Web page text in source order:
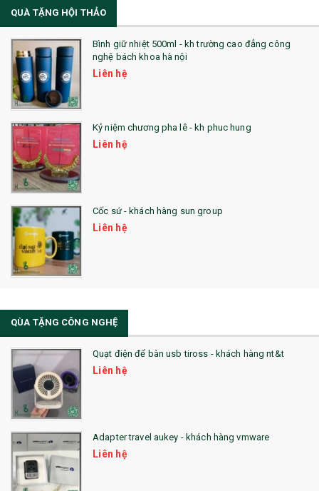
22. ĐỒNG HỒ ĐỂ BÀN
23. QÙA TẶNG ĐỘC ĐÁO
24. QÙA TẶNG PHA LÊ
25. QUÀ TẶNG GLASSLOCK
26. QUÀ TẶNG LUMINARC
28. BỘ ĐỒ ĂN CAO CẤP
29. MÓC KHOÁ
31. TÚI VẢI KHÔNG DỆT
32. TÚI VẢI BỐ
33. MŨ LƯỠI TRAI
36. QUẠT NHỰA QUẢNG CÁO
QUÀ TẶNG KHUYẾN MẠI
QUÀ TẶNG SX NHANH
QUÀ TẶNG HỘI THẢO
QUÀ TẶNG CÔNG NGHỆ
SẢN PHẨM ĐÃ THỰC HIỆN
QUÀ TẶNG HỘI THẢO
Bình giữ nhiệt 500ml - kh trường cao đẳng công
nghệ bách khoa hà nội
Liên hệ
Kỷ niệm chương pha lê - kh phuc hung
Liên hệ
Cốc sứ - khách hàng sun group
Liên hệ
QÙA TẶNG CÔNG NGHỆ
Quạt điện để bàn usb tiross - khách hàng nt&t
Liên hệ
Adapter travel aukey - khách hàng vmware
Liên hệ